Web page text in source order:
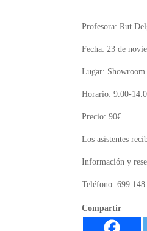
Profesora: Rut
Fecha: 23 de
Lugar: Showroom
Horario: 9.00-
Precio: 90€.
Los asistentes
Información y
Teléfono: 699 148
Compartir